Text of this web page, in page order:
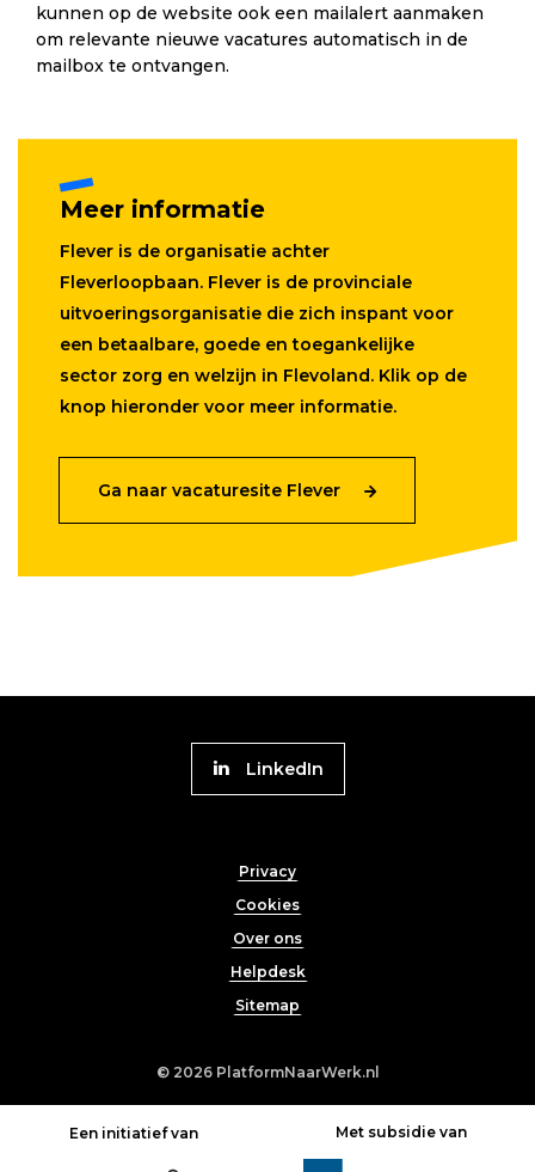
kunnen op de website ook een mailalert aanmaken
om relevante nieuwe vacatures automatisch in de
mailbox te ontvangen.
Meer informatie
Flever is de organisatie achter
Fleverloopbaan. Flever is de provinciale
uitvoeringsorganisatie die zich inspant voor
een betaalbare, goede en toegankelijke
sector zorg en welzijn in Flevoland. Klik op de
knop hieronder voor meer informatie.
Ga naar vacaturesite Flever
© 2026 PlatformNaarWerk.nl
Footer
menu
Privacy
Cookies
Over ons
Helpdesk
Sitemap
Volg
Platform
Werk
LinkedIn
Een initiatief van Met subsidie van